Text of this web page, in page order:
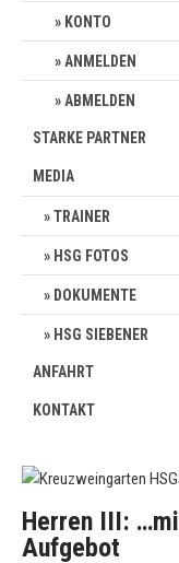
KONTO
ANMELDEN
ABMELDEN
STARKE PARTNER
MEDIA
TRAINER
HSG FOTOS
DOKUMENTE
HSG SIEBENER
ANFAHRT
KONTAKT
Herren III:
Aufgebot